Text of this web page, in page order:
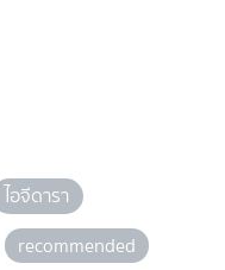
ไอจีดารา
recommended